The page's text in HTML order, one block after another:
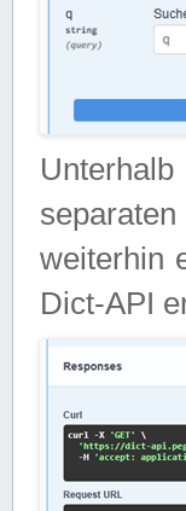
weiterhin
Dict-API